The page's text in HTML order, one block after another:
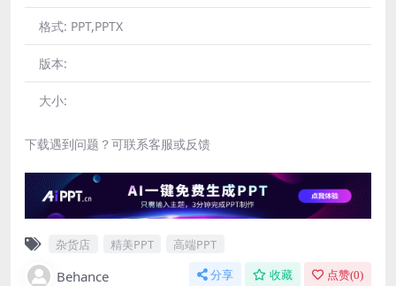
格式: PPT,PPTX
版本:
大小:
下载遇到问题？可联系客服或反馈
杂货店 精美PPT 高端PPT
Behance 分享 收藏 点赞(0)